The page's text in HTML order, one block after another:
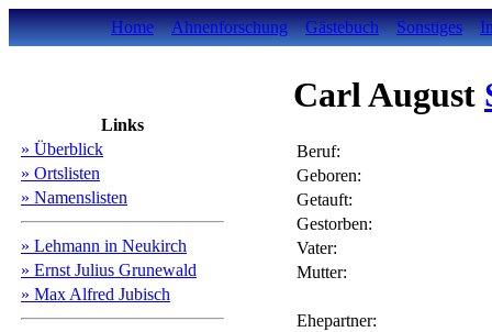
Home Ahnenforschung Gästebuch Sonstiges
Links
» Überblick
» Ortslisten
» Namenslisten
» Lehmann in Neukirch
» Ernst Julius Grunewald
» Max Alfred Jubisch
Carl August
Beruf:
Geboren:
Getauft:
Gestorben:
Vater:
Mutter:
Ehepartner: